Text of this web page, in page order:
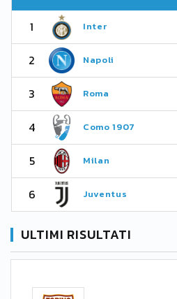
1 Inter
2 Napoli
3 Roma
4 Como 1907
5 Milan
6 Juventus
ULTIMI RISULTATI